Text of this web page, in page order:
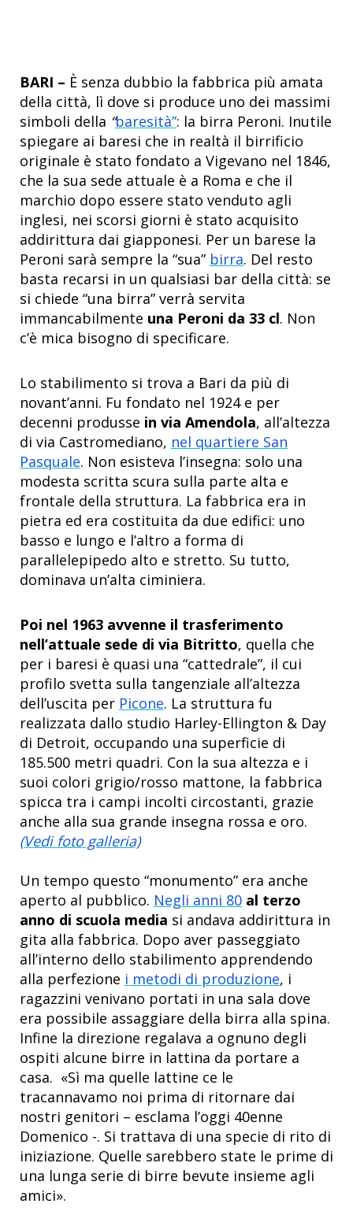
BARI – È senza dubbio la fabbrica più amata
della città, lì dove si produce uno dei massimi
simboli della “baresità”: la birra Peroni. Inutile
spiegare ai baresi che in realtà il birrificio
originale è stato fondato a Vigevano nel 1846,
che la sua sede attuale è a Roma e che il
marchio dopo essere stato venduto agli
inglesi, nei scorsi giorni è stato acquisito
addirittura dai giapponesi. Per un barese la
Peroni sarà sempre la “sua” birra. Del resto
basta recarsi in un qualsiasi bar della città: se
si chiede “una birra” verrà servita
immancabilmente una Peroni da 33 cl. Non
c’è mica bisogno di specificare.
Lo stabilimento si trova a Bari da più di
novant’anni. Fu fondato nel 1924 e per
decenni produsse in via Amendola, all’altezza
di via Castromediano, nel quartiere San
Pasquale. Non esisteva l’insegna: solo una
modesta scritta scura sulla parte alta e
frontale della struttura. La fabbrica era in
pietra ed era costituita da due edifici: uno
basso e lungo e l’altro a forma di
parallelepipedo alto e stretto. Su tutto,
dominava un’alta ciminiera.
Poi nel 1963 avvenne il trasferimento
nell’attuale sede di via Bitritto, quella che
per i baresi è quasi una “cattedrale”, il cui
profilo svetta sulla tangenziale all’altezza
dell’uscita per Picone. La struttura fu
realizzata dallo studio Harley-Ellington & Day
di Detroit, occupando una superficie di
185.500 metri quadri. Con la sua altezza e i
suoi colori grigio/rosso mattone, la fabbrica
spicca tra i campi incolti circostanti, grazie
anche alla sua grande insegna rossa e oro.
(Vedi foto galleria)
Un tempo questo “monumento” era anche
aperto al pubblico. Negli anni 80 al terzo
anno di scuola media si andava addirittura in
gita alla fabbrica. Dopo aver passeggiato
all’interno dello stabilimento apprendendo
alla perfezione i metodi di produzione, i
ragazzini venivano portati in una sala dove
era possibile assaggiare della birra alla spina.
Infine la direzione regalava a ognuno degli
ospiti alcune birre in lattina da portare a
casa. «Sì ma quelle lattine ce le
tracannavamo noi prima di ritornare dai
nostri genitori – esclama l’oggi 40enne
Domenico -. Si trattava di una specie di rito di
iniziazione. Quelle sarebbero state le prime di
una lunga serie di birre bevute insieme agli
amici».